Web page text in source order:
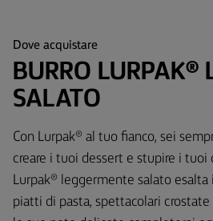
Dove acquistare
BURRO LURPAK®
SALATO
Con Lurpak® al tuo fianco, sei
creare i tuoi dessert e stupire i
Lurpak® leggermente salato
piatti di pasta, spettacolari